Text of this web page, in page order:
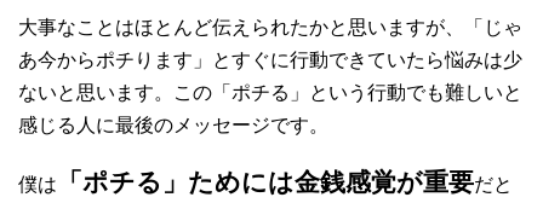
大事なことはほとんど伝えられたかと思いますが、「じゃ
あ今からポチります」とすぐに行動できていたら悩みは少
ないと思います。この「ポチる」という行動でも難しいと
感じる人に最後のメッセージです。
僕は 「ポチる」ためには金銭感覚が重要だと